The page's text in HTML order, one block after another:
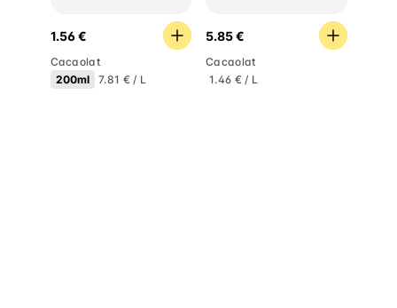
1.56 €
Cacaolat
200ml
7.81 € / L
5.85 €
Cacaolat
1.46 € / L